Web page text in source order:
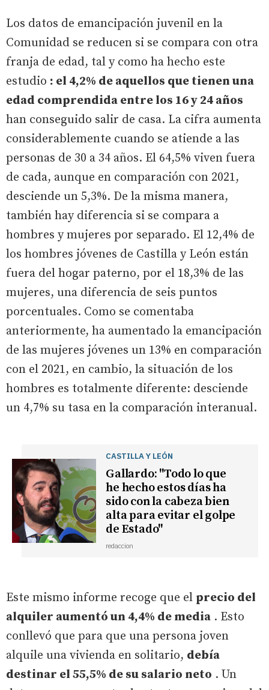
Los datos de emancipación juvenil en la
Comunidad se reducen si se compara con otra
franja de edad, tal y como ha hecho este
estudio : el 4,2% de aquellos que tienen una
edad comprendida entre los 16 y 24 años
han conseguido salir de casa. La cifra aumenta
considerablemente cuando se atiende a las
personas de 30 a 34 años. El 64,5% viven fuera
de cada, aunque en comparación con 2021,
desciende un 5,3%. De la misma manera,
también hay diferencia si se compara a
hombres y mujeres por separado. El 12,4% de
los hombres jóvenes de Castilla y León están
fuera del hogar paterno, por el 18,3% de las
mujeres, una diferencia de seis puntos
porcentuales. Como se comentaba
anteriormente, ha aumentado la emancipación
de las mujeres jóvenes un 13% en comparación
con el 2021, en cambio, la situación de los
hombres es totalmente diferente: desciende
un 4,7% su tasa en la comparación interanual.
CASTILLA Y LEÓN
Gallardo: "Todo lo que
he hecho estos días ha
sido con la cabeza bien
alta para evitar el golpe
de Estado"
redaccion
Este mismo informe recoge que el precio del
alquiler aumentó un 4,4% de media . Esto
conllevó que para que una persona joven
alquile una vivienda en solitario, debía
destinar el 55,5% de su salario neto . Un